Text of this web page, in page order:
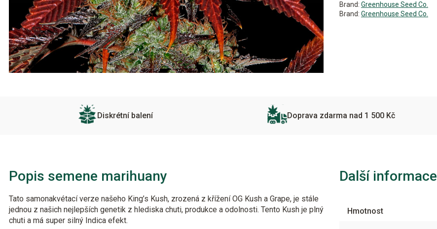
Brand: Greenhouse Seed Co.
Brand: Greenhouse Seed Co.
Diskrétní balení Doprava zdarma nad 1 500 Kč
Popis semene marihuany
Tato samonakvétací verze našeho King’s Kush, zrozená z křížení OG Kush a Grape, je stále
jednou z našich nejlepších genetik z hlediska chuti, produkce a odolnosti. Tento Kush je plný
chuti a má super silný Indica efekt.
Další informace
Hmotnost